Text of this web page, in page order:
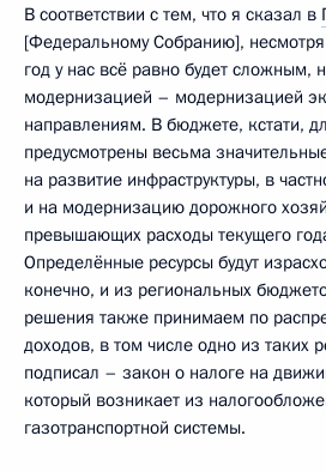
В соответствии с тем, что я сказал в
[Федеральному Собранию],
год у нас всё равно будет сложным,
модернизацией – модернизацией
направлениям. В бюджете, кстати,
предусмотрены весьма
на развитие инфраструктуры, в
и на модернизацию дорожного
превышающих расходы текущего
Определённые ресурсы будут
конечно, и из региональных
решения также принимаем по
доходов, в том числе одно из таких
подписал – закон о налоге на
который возникает из
газотранспортной системы.